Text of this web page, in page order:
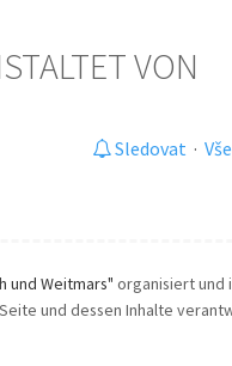
VON
Sledovat ·
und Weitmars" organisiert und
und dessen Inhalte